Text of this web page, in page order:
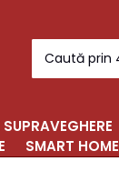
for:
SMART HOME